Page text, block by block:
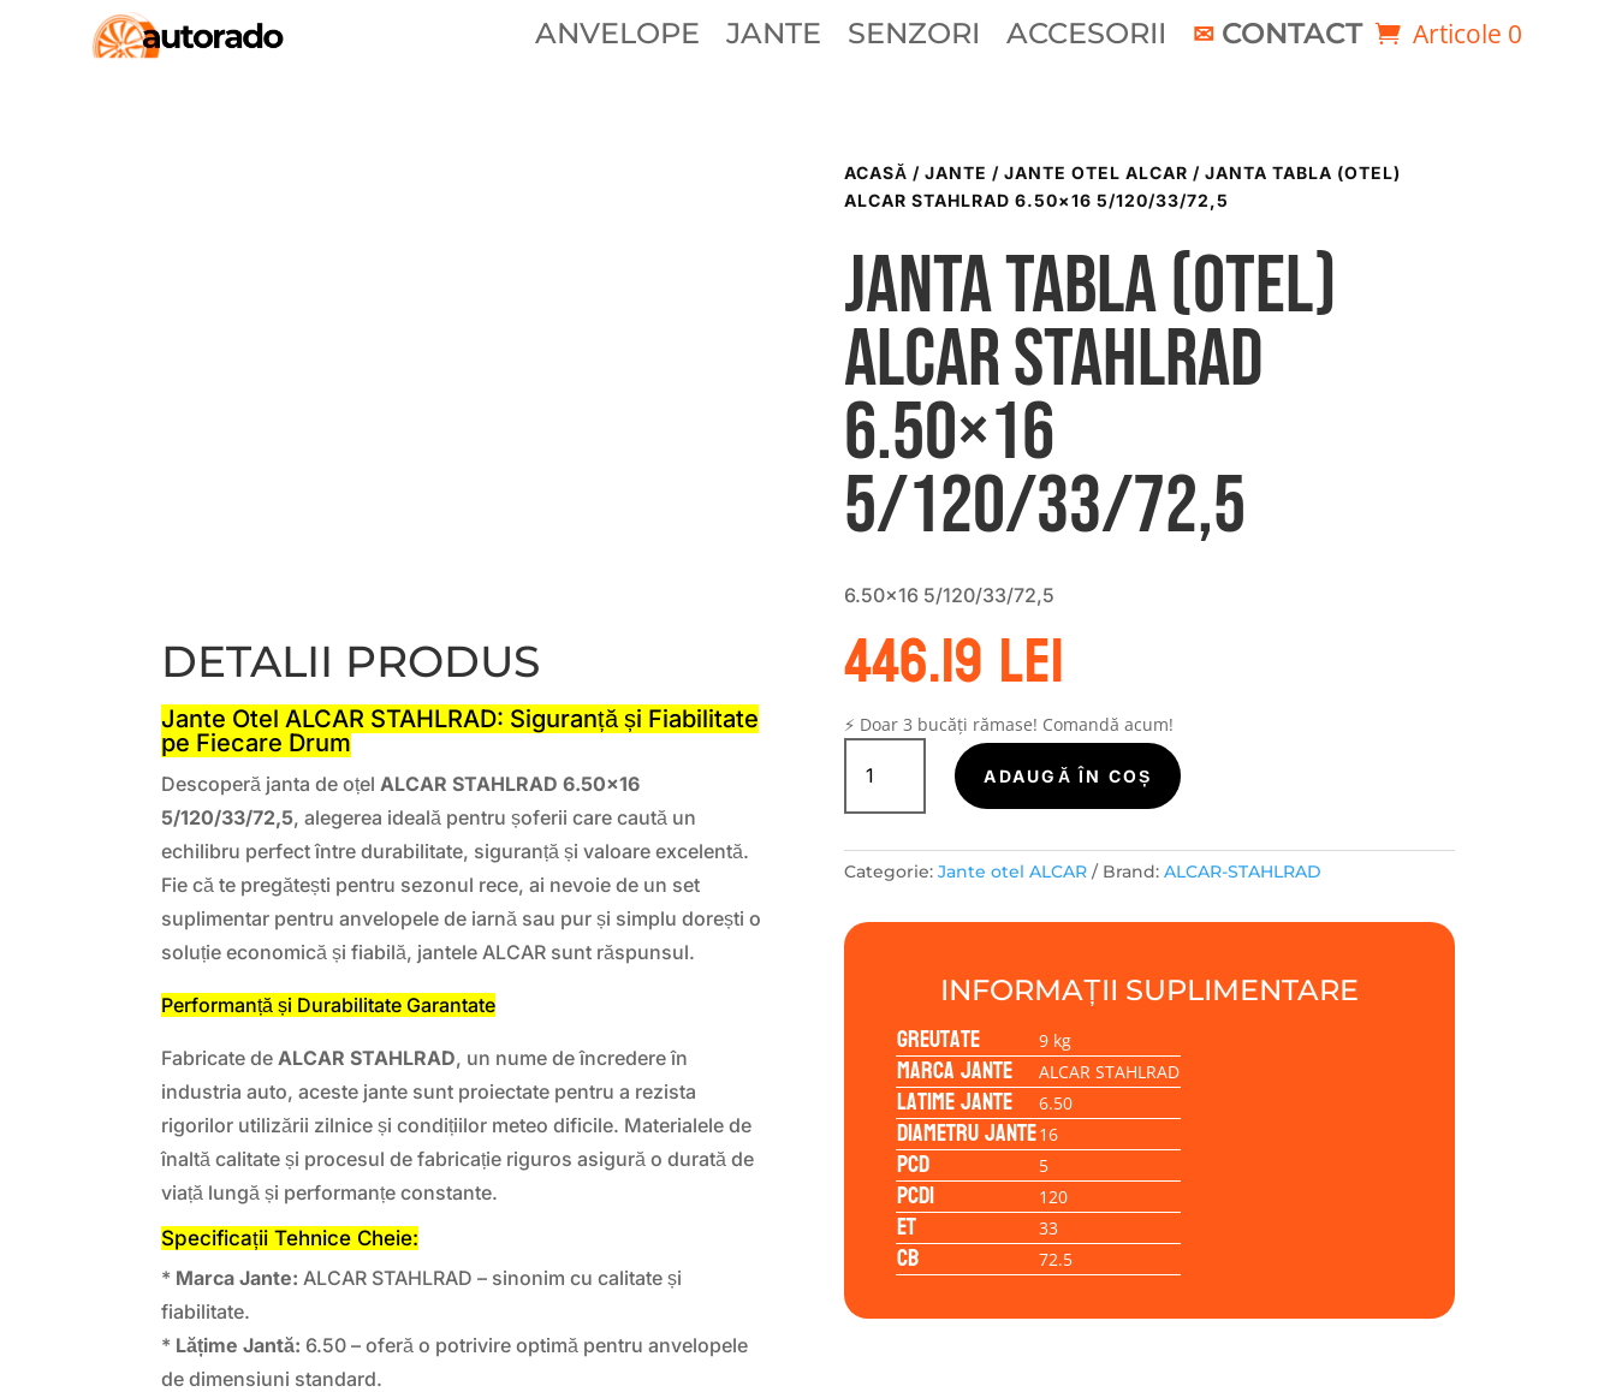
ANVELOPE JANTE SENZORI ACCESORII CONTACT Articole 0
DETALII PRODUS
Jante Otel ALCAR STAHLRAD: Siguranță și Fiabilitate
pe Fiecare Drum
Descoperă janta de oțel ALCAR STAHLRAD 6.50×16
5/120/33/72,5, alegerea ideală pentru șoferii care caută un
echilibru perfect între durabilitate, siguranță și valoare excelentă.
Fie că te pregătești pentru sezonul rece, ai nevoie de un set
suplimentar pentru anvelopele de iarnă sau pur și simplu dorești o
soluție economică și fiabilă, jantele ALCAR sunt răspunsul.
Performanță și Durabilitate Garantate
Fabricate de ALCAR STAHLRAD, un nume de încredere în
industria auto, aceste jante sunt proiectate pentru a rezista
rigorilor utilizării zilnice și condițiilor meteo dificile. Materialele de
înaltă calitate și procesul de fabricație riguros asigură o durată de
viață lungă și performanțe constante.
Specificații Tehnice Cheie:
* Marca Jante: ALCAR STAHLRAD – sinonim cu calitate și
fiabilitate.
* Lățime Jantă: 6.50 – oferă o potrivire optimă pentru anvelopele
de dimensiuni standard.
ACASĂ / JANTE / JANTE OTEL ALCAR / JANTA TABLA (OTEL)
ALCAR STAHLRAD 6.50×16 5/120/33/72,5
Janta tabla (otel)
ALCAR STAHLRAD
6.50×16
5/120/33/72,5
6.50×16 5/120/33/72,5
446.19lei
⚡ Doar 3 bucăți rămase! Comandă acum!
Cantitate
Janta
tabla
ALCAR
STAHLRAD
6.50x16
5/120/33/72,5
ADAUGĂ ÎN COȘ
Categorie: Jante otel ALCAR Brand: ALCAR-STAHLRAD
INFORMAȚII SUPLIMENTARE
Greutate 9 kg
Marca jante ALCAR STAHLRAD
Latime jante 6.50
Diametru jante16
PCD 5
PCD1 120
ET 33
CB 72.5